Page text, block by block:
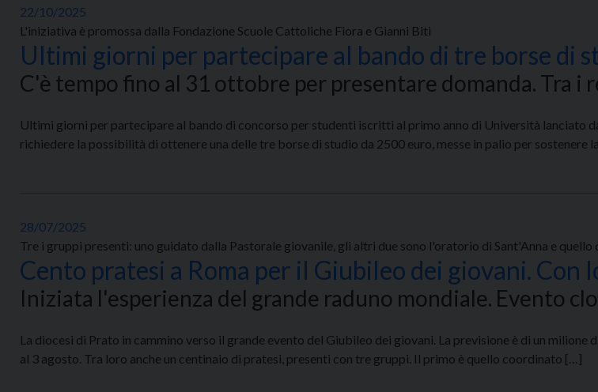
22/10/2025
L'iniziativa è promossa dalla Fondazione Scuole Cattoliche Fiora e Gianni Biti
Ultimi giorni per partecipare al bando di tre borse di
C'è tempo fino al 31 ottobre per presentare domanda. Tra i
Ultimi giorni per partecipare al bando di concorso per studenti iscritti al primo anno di Università lanciato
richiedere la possibilità di ottenere una delle tre borse di studio da 2500 euro, messe in palio per sostenere
28/07/2025
Tre i gruppi presenti: uno guidato dalla Pastorale giovanile, gli altri due sono l'oratorio di Sant'Anna e
Cento pratesi a Roma per il Giubileo dei giovani. Con
Iniziata l'esperienza del grande raduno mondiale. Evento
La diocesi di Prato in cammino verso il grande evento del Giubileo dei giovani. La previsione è di un
al 3 agosto. Tra loro anche un centinaio di pratesi, presenti con tre gruppi. Il primo è quello coordinato […]